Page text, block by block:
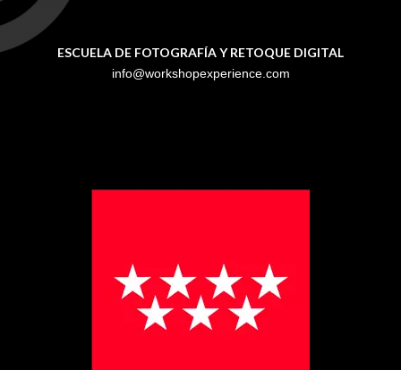
ESCUELA DE FOTOGRAFÍA Y RETOQUE DIGITAL
info@workshopexperience.com